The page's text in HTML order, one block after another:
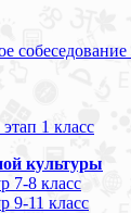
1 класс
культуры
7-8 класс
9-11 класс